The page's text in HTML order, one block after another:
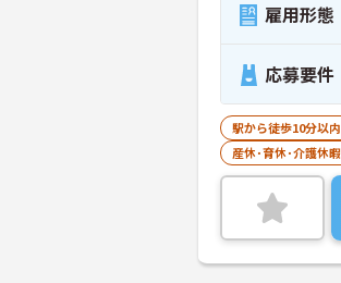
雇用形態
応募要件
駅から徒歩10分以内
産休･育休･介護休